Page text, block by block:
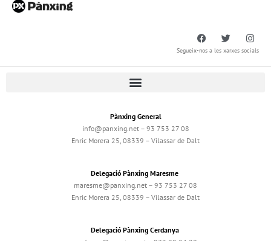
Segueix-nos a les xarxes socials
Pànxing General
info@panxing.net – 93 753 27 08
Enric Morera 25, 08339 – Vilassar de Dalt
Delegació Pànxing Maresme
maresme@panxing.net – 93 753 27 08
Enric Morera 25, 08339 – Vilassar de Dalt
Delegació Pànxing Cerdanya